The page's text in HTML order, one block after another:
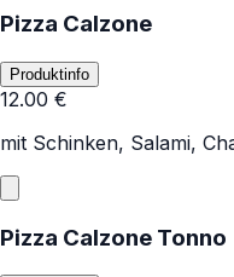
Pizza Calzone
Produktinfo
12.00 €
mit Schinken, Salami,
Pizza Calzone Tonno